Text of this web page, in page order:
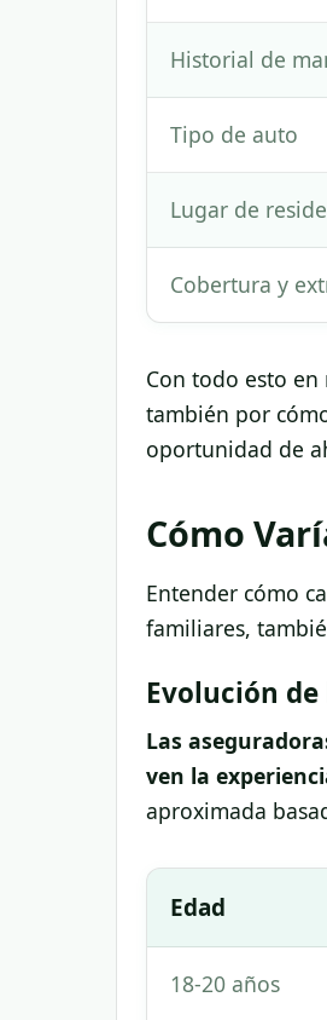
Historial de
Tipo de auto
Lugar de
Cobertura y
Con todo esto
también por
oportunidad de
Cómo
Entender cómo
familiares,
Evolución
Las
ven la
aproximada
Edad
18-20 años